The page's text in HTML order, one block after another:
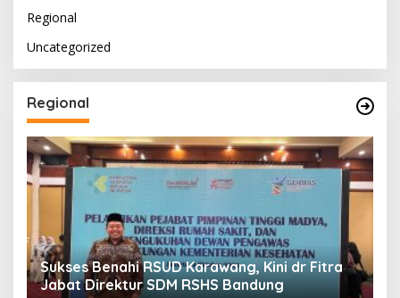
Regional
Uncategorized
Regional
Sukses Benahi RSUD Karawang, Kini dr Fitra
Jabat Direktur SDM RSHS Bandung